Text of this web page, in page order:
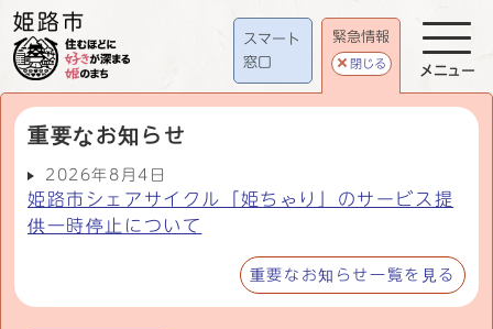
スマート
窓口
緊急情報
閉じる
重要なお知らせ
2026年8月4日
姫路市シェアサイクル「姫ちゃり」のサービス提
供一時停止について
重要なお知らせ一覧を見る
メニュー